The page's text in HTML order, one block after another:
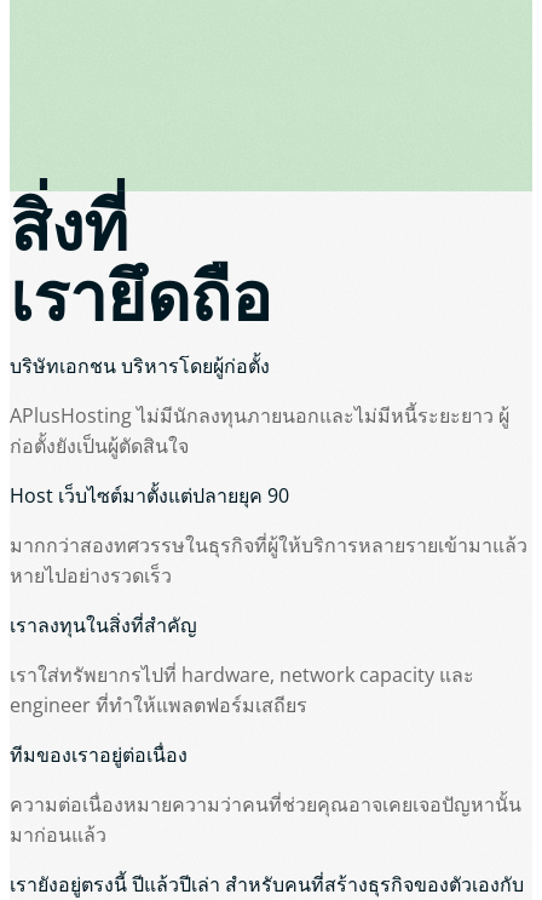
สิ่งที่
เรายึดถือ
บริษัทเอกชน บริหารโดยผู้ก่อตั้ง
APlusHosting ไม่มีนักลงทุนภายนอกและไม่มีหนี้ระยะยาว ผู้
ก่อตั้งยังเป็นผู้ตัดสินใจ
Host เว็บไซต์มาตั้งแต่ปลายยุค 90
มากกว่าสองทศวรรษในธุรกิจที่ผู้ให้บริการหลายรายเข้ามาแล้ว
หายไปอย่างรวดเร็ว
เราลงทุนในสิ่งที่สำคัญ
เราใส่ทรัพยากรไปที่ hardware, network capacity และ
engineer ที่ทำให้แพลตฟอร์มเสถียร
ทีมของเราอยู่ต่อเนื่อง
ความต่อเนื่องหมายความว่าคนที่ช่วยคุณอาจเคยเจอปัญหานั้น
มาก่อนแล้ว
เรายังอยู่ตรงนี้ ปีแล้วปีเล่า สำหรับคนที่สร้างธุรกิจของตัวเองกับ